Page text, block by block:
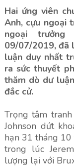
Hai ứng viên
Anh, cựu ngoại
ngoại
09/07/2019, đã
luận duy nhất
ra sức thuyết
thăm dò dư
đắc cử.
Trọng tâm
Johnson dứt
hạn 31 tháng
trong lúc
lượng lại với